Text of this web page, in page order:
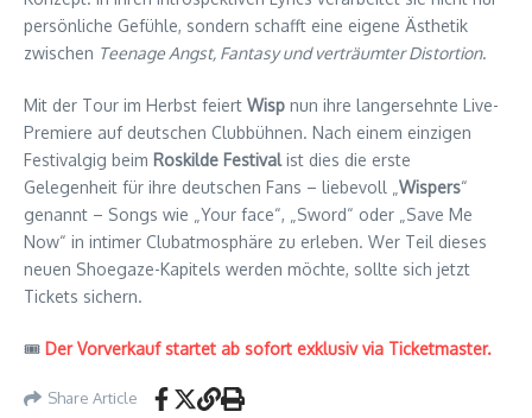
persönliche Gefühle, sondern schafft eine eigene Ästhetik
zwischen Teenage Angst, Fantasy und verträumter Distortion.
Mit der Tour im Herbst feiert Wisp nun ihre langersehnte Live-
Premiere auf deutschen Clubbühnen. Nach einem einzigen
Festivalgig beim Roskilde Festivalist dies die erste
Gelegenheit für ihre deutschen Fans – liebevoll „ Wispers“
genannt – Songs wie „Your face“, „Sword“ oder „Save Me
Now“ in intimer Clubatmosphäre zu erleben. Wer Teil dieses
neuen Shoegaze-Kapitels werden möchte, sollte sich jetzt
Tickets sichern.
🎟 Der Vorverkauf startet ab sofort exklusiv via Ticketmaster.
Share Article